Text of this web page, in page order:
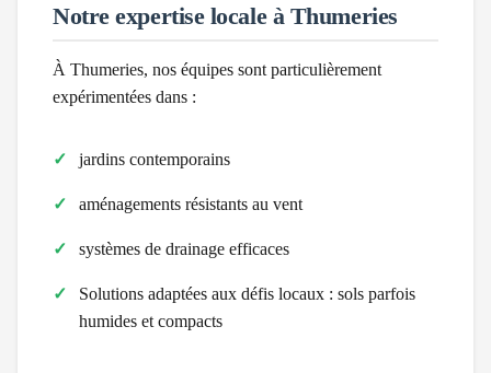
Notre expertise locale à Thumeries
À Thumeries, nos équipes sont particulièrement
expérimentées dans :
jardins contemporains
aménagements résistants au vent
systèmes de drainage efficaces
Solutions adaptées aux défis locaux : sols parfois
humides et compacts